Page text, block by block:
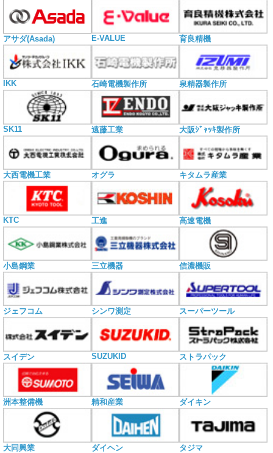
アサダ(Asada) E-VALUE 育良精機
IKK 石崎電機製作所 泉精器製作所
SK11 遠藤工業 大阪ｼﾞｬｯｷ製作所
大西電機工業 オグラ キタムラ産業
KTC 工進 高速電機
小島鋼業 三立機器 信濃機販
ジェフコム シンワ測定 スーパーツール
スイデン SUZUKID ストラパック
洲本整備機 精和産業 ダイキン
大同興業 ダイヘン タジマ